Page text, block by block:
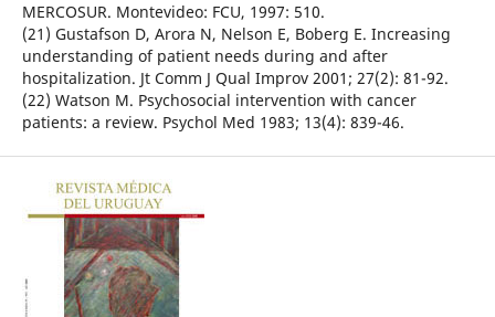
MERCOSUR. Montevideo: FCU, 1997: 510.
(21) Gustafson D, Arora N, Nelson E, Boberg E. Increasing
understanding of patient needs during and after
hospitalization. Jt Comm J Qual Improv 2001; 27(2): 81-92.
(22) Watson M. Psychosocial intervention with cancer
patients: a review. Psychol Med 1983; 13(4): 839-46.